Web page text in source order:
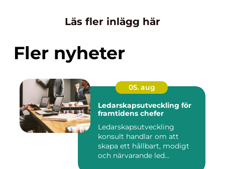
Läs fler inlägg här
Fler nyheter
05. aug
Ledarskapsutveckling för
framtidens chefer
Ledarskapsutveckling
konsult handlar om att
skapa ett hållbart, modigt
och närvarande led...